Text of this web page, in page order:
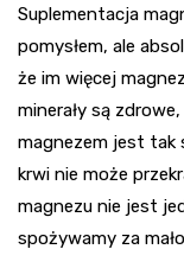
Suplementacja
pomysłem, ale
że im więcej
minerały są
magnezem jest tak
krwi nie może
magnezu nie jest
spożywamy za